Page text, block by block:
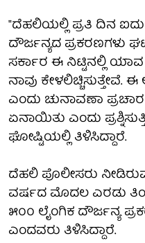
"ದೆಹಲಿಯಲ್ಲಿ ಪ್ರತಿ ದಿನ ಐದು
ದೌರ್ಜನ್ಯದ ಪ್ರಕರಣಗಳು
ಸರ್ಕಾರ ಈ ನಿಟ್ಟಿನಲ್ಲಿ ಯಾವ
ನಾವು ಕೇಳಲಿಚ್ಚಿಸುತ್ತೇವೆ. ಈ
ಎಂದು ಚುನಾವಣಾ
ಏನಾಯಿತು ಎಂದು
ಘೋಷ್ಟಿಯಲ್ಲಿ ತಿಳಿಸಿದ್ದಾರೆ.
ದೆಹಲಿ ಪೊಲೀಸರು
ವರ್ಷದ ಮೊದಲ ಎರಡು
೫೦೦ ಲೈಂಗಿಕ ದೌರ್ಜನ್ಯ
ಎಂದವರು ತಿಳಿಸಿದ್ದಾರೆ.